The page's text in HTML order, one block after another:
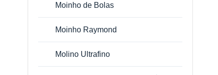
Moinho de Bolas
Moinho Raymond
Molino Ultrafino